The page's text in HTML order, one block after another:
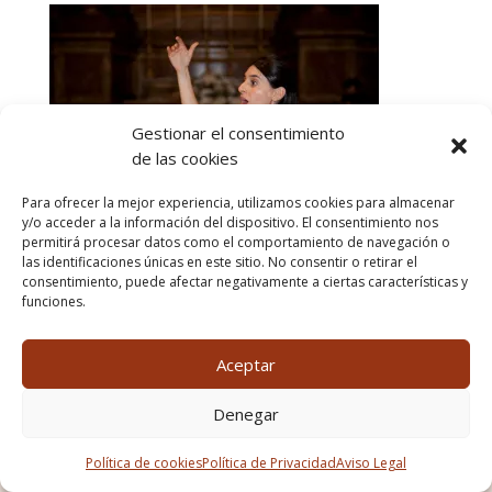
Gestionar el consentimiento
de las cookies
Para ofrecer la mejor experiencia, utilizamos cookies para almacenar
y/o acceder a la información del dispositivo. El consentimiento nos
permitirá procesar datos como el comportamiento de navegación o
las identificaciones únicas en este sitio. No consentir o retirar el
consentimiento, puede afectar negativamente a ciertas características y
funciones.
Aceptar
Denegar
Política de cookiesPolítica de PrivacidadAviso Legal